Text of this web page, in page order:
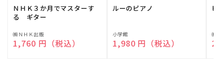
ＮＨＫ３か月でマスターす
る ギター
販
売
㈱ＮＨＫ出版
通常価格
1,760 円（税込）
ルーのピアノ
販
売
小学館
通常価格
1,980 円（税込）
ピ
販
売
㈱